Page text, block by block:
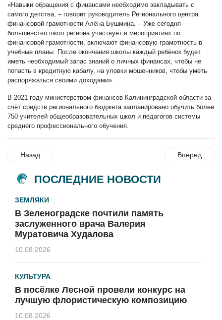
«Навыки обращения с финансами необходимо закладывать с
самого детства, – говорит руководитель Регионального центра
финансовой грамотности Алёна Бушмина. – Уже сегодня
большинство школ региона участвует в мероприятиях по
финансовой грамотности, включают финансовую грамотность в
учебные планы. После окончания школы каждый ребёнок будет
иметь необходимый запас знаний о личных финансах, чтобы не
попасть в кредитную кабалу, на уловки мошенников, чтобы уметь
распоряжаться своими доходами».
В 2021 году министерством финансов Калининградской области за
счёт средств регионального бюджета запланировано обучить более
750 учителей общеобразовательных школ и педагогов системы
среднего профессионального обучения.
Назад Вперед
ПОСЛЕДНИЕ НОВОСТИ
ЗЕМЛЯКИ
В Зеленоградске почтили память
заслуженного врача Валерия
Муратовича Худалова
10.08.2026
КУЛЬТУРА
В посёлке Лесной провели конкурс на
лучшую флористическую композицию
10.08.2026